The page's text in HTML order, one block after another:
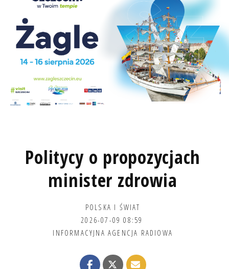
Politycy o propozycjach
minister zdrowia
POLSKA I ŚWIAT
2026-07-09 08:59
INFORMACYJNA AGENCJA RADIOWA